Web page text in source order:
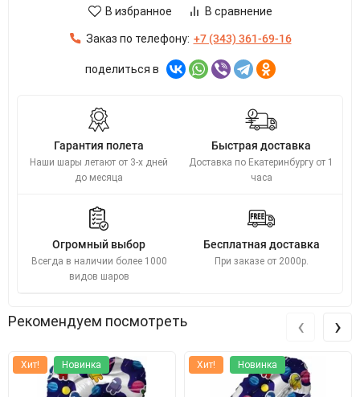
В избранное В сравнение
Заказ по телефону: +7 (343) 361-69-16
поделиться в
Гарантия полета
Наши шары летают от 3-х дней
до месяца
Быстрая доставка
Доставка по Екатеринбургу от 1
часа
Огромный выбор
Всегда в наличии более 1000
видов шаров
Бесплатная доставка
При заказе от 2000р.
Рекомендуем посмотреть
Хит! Новинка Хит! Новинка
‹ ›